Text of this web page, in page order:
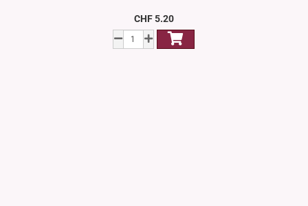
CHF 5.20